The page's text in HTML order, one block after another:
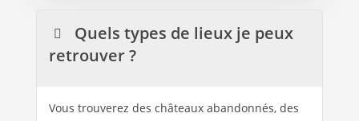
Quels types de lieux je peux
retrouver ?
Vous trouverez des châteaux abandonnés, des